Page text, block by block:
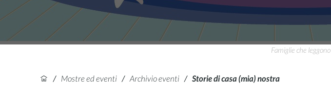
Famiglie che
/ Mostre ed eventi / Archivio eventi / Storie di casa (mia) nostra